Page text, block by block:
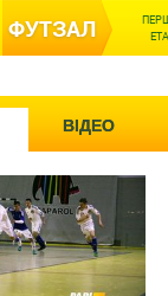
ФУТЗАЛ
ВІДЕО